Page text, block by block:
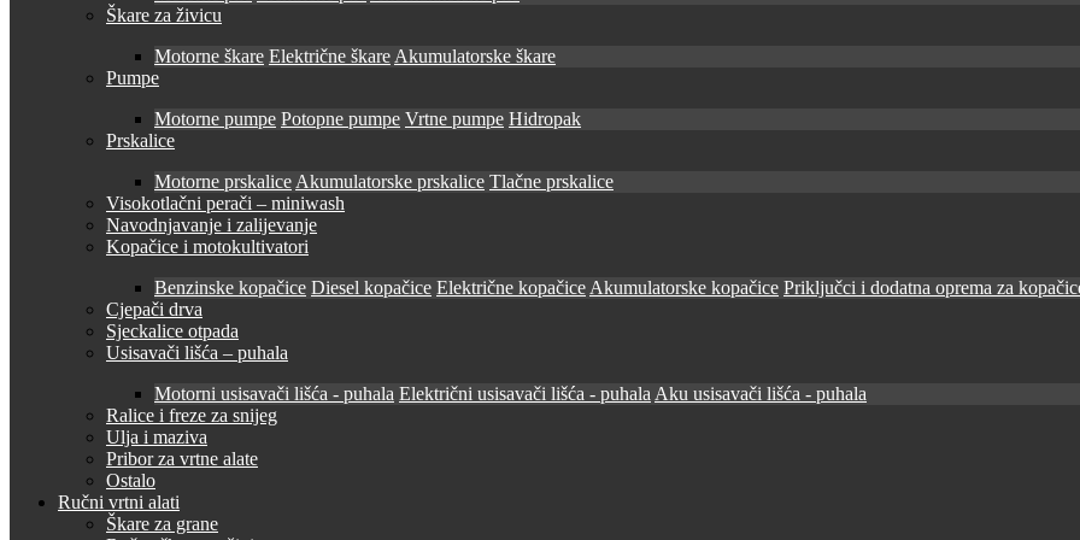
Škare za živicu
Motorne škare Električne škare Akumulatorske škare
Pumpe
Motorne pumpe Potopne pumpe Vrtne pumpe Hidropak
Prskalice
Motorne prskalice Akumulatorske prskalice Tlačne prskalice
Visokotlačni perači – miniwash
Navodnjavanje i zalijevanje
Kopačice i motokultivatori
Benzinske kopačice Diesel kopačice Električne kopačice Akumulatorske kopačice Priključci i dodatna oprema za
Cjepači drva
Sjeckalice otpada
Usisavači lišća – puhala
Motorni usisavači lišća - puhala Električni usisavači lišća - puhala Aku usisavači lišća - puhala
Ralice i freze za snijeg
Ulja i maziva
Pribor za vrtne alate
Ostalo
Ručni vrtni alati
Škare za grane